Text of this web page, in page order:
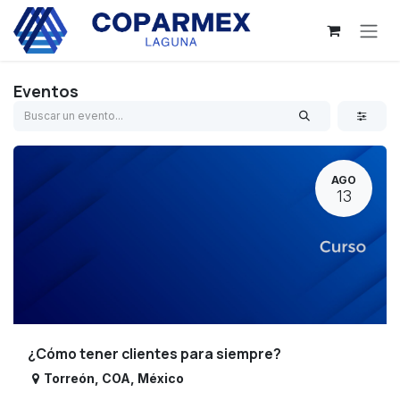
Ir al contenido
Eventos
AGO
13
¿Cómo tener clientes para siempre?
Torreón COA México